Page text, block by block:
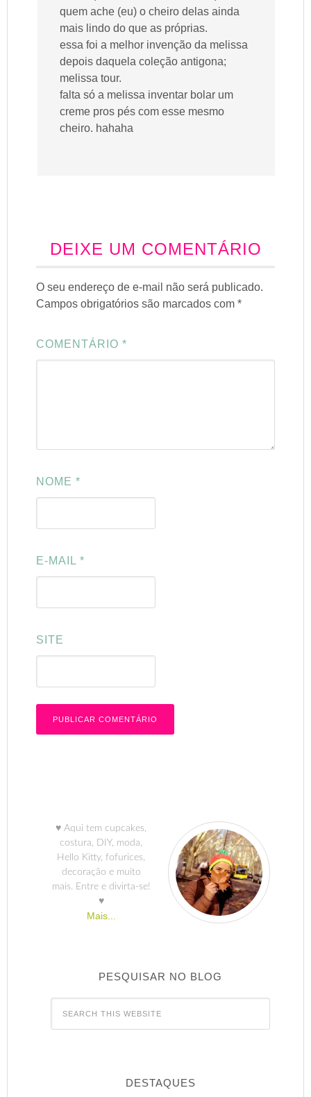
quem ache (eu) o cheiro delas ainda
mais lindo do que as próprias.
essa foi a melhor invenção da melissa
depois daquela coleção antigona;
melissa tour.
falta só a melissa inventar bolar um
creme pros pés com esse mesmo
cheiro. hahaha
DEIXE UM COMENTÁRIO
O seu endereço de e-mail não será publicado.
Campos obrigatórios são marcados com*
COMENTÁRIO*
NOME*
E-MAIL*
SITE
♥ Aqui tem cupcakes,
costura, DIY, moda,
Hello Kitty, fofurices,
decoração e muito
mais. Entre e divirta-se!
♥
Mais...
PESQUISAR NO BLOG
DESTAQUES